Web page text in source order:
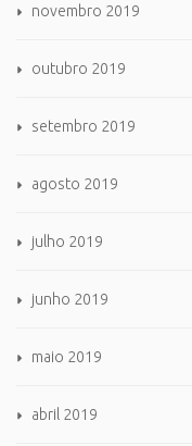
novembro 2019
outubro 2019
setembro 2019
agosto 2019
julho 2019
junho 2019
maio 2019
abril 2019